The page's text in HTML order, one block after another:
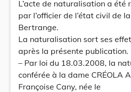
L’acte de naturalisation a été
par l’officier de l’état civil de
Bertrange.
La naturalisation sort ses
après la présente publication.
– Par loi du 18.03.2008, la
conférée à la dame CRÉOLA
Françoise Cany, née le